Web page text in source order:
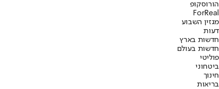
הורוסקופ
ForReal
מגזין השבוע
דעות
חדשות בארץ
חדשות בעולם
פוליטי
ביטחוני
חינוך
בריאות